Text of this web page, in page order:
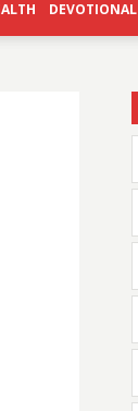
DEVOTIONAL